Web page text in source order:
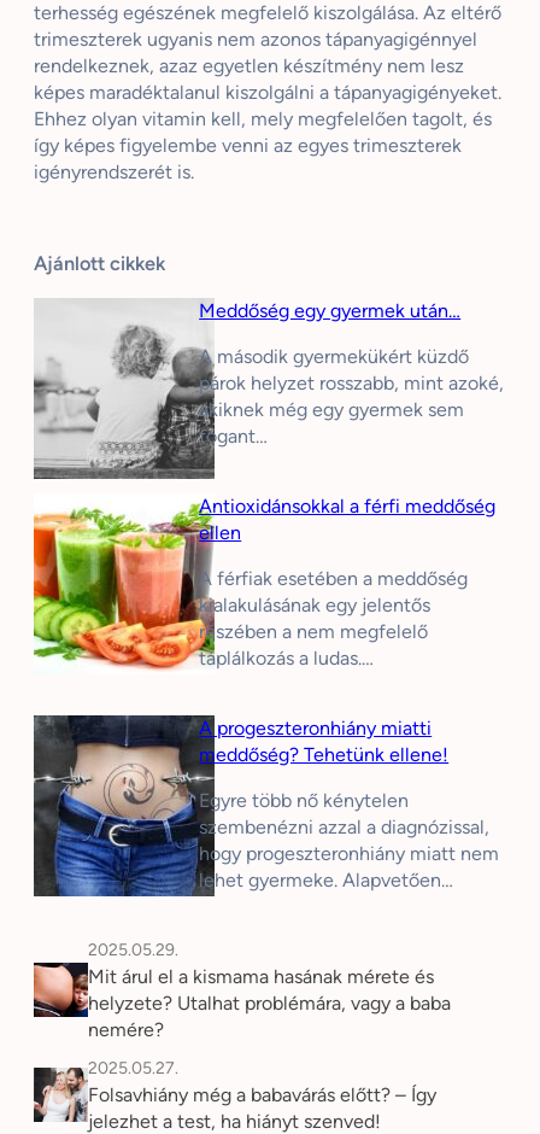
terhesség egészének megfelelő kiszolgálása. Az eltérő
trimeszterek ugyanis nem azonos tápanyagigénnyel
rendelkeznek, azaz egyetlen készítmény nem lesz
képes maradéktalanul kiszolgálni a tápanyagigényeket.
Ehhez olyan vitamin kell, mely megfelelően tagolt, és
így képes figyelembe venni az egyes trimeszterek
igényrendszerét is.
Ajánlott cikkek
Meddőség egy gyermek után…
A második gyermekükért küzdő
párok helyzet rosszabb, mint azoké,
akiknek még egy gyermek sem
fogant…
Antioxidánsokkal a férfi meddőség
ellen
A férfiak esetében a meddőség
kialakulásának egy jelentős
részében a nem megfelelő
táplálkozás a ludas.…
A progeszteronhiány miatti
meddőség? Tehetünk ellene!
Egyre több nő kénytelen
szembenézni azzal a diagnózissal,
hogy progeszteronhiány miatt nem
lehet gyermeke. Alapvetően…
2025.05.29.
Mit árul el a kismama hasának mérete és
helyzete? Utalhat problémára, vagy a baba
nemére?
2025.05.27.
Folsavhiány még a babavárás előtt? – Így
jelezhet a test, ha hiányt szenved!